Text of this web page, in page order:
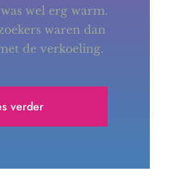
wel erg warm.
waren dan
de verkoeling.
verder